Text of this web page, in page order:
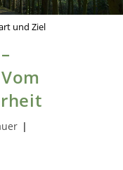
und Ziel